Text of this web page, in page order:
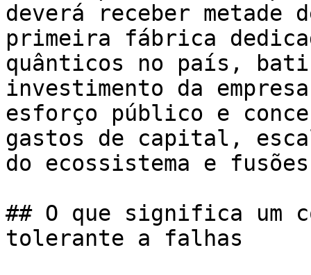
deverá receber
primeira fábrica
quânticos no país,
investimento da
esforço público e
gastos de capital,
do ecossistema e
## O que significa um
tolerante a falhas